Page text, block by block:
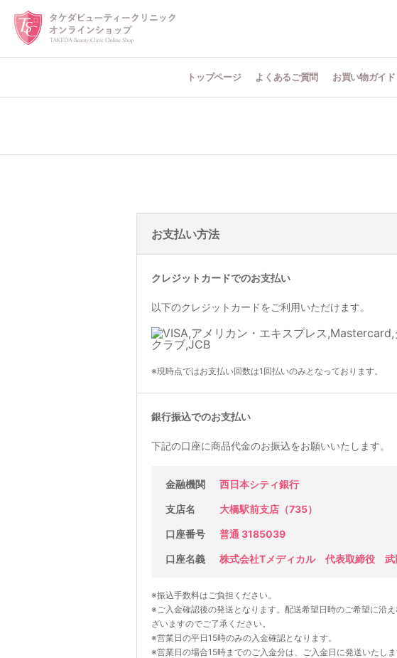
トップページ よくあるご質問 お買い物ガイド
お支払い方法
クレジットカードでのお支払い
以下のクレジットカードをご利用いただけます。
※現時点ではお支払い回数は1回払いのみとなっております。
銀行振込でのお支払い
下記の口座に商品代金のお振込をお願いいたします。
金融機関 西日本シティ銀行
支店名 大橋駅前支店（735）
口座番号 普通 3185039
口座名義 株式会社Tメディカル 代表取締役 武
※振込手数料はご負担ください。
※ご入金確認後の発送となります。配送希望日時のご希望に沿
ざいますのでご了承ください。
※営業日の平日15時のみの入金確認となります。
※営業日の場合15時までのご入金分は、ご入金日に発送いたし